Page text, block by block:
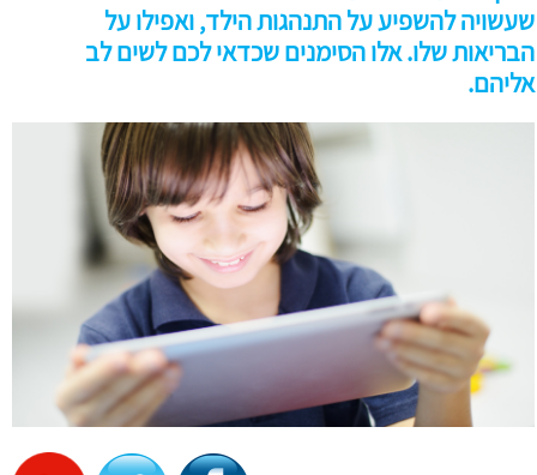
שעשויה להשפיע על התנהגות הילד, ואפילו על
הבריאות שלו. אלו הסימנים שכדאי לכם לשים לב
אליהם.